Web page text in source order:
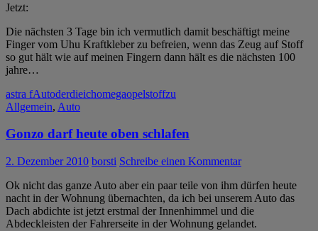
Jetzt:
Die nächsten 3 Tage bin ich vermutlich damit beschäftigt meine
Finger vom Uhu Kraftkleber zu befreien, wenn das Zeug auf Stoff
so gut hält wie auf meinen Fingern dann hält es die nächsten 100
jahre…
astra fAutoderdieichomegaopelstoffzu
Allgemein, Auto
Gonzo darf heute oben schlafen
2. Dezember 2010 borsti Schreibe einen Kommentar
Ok nicht das ganze Auto aber ein paar teile von ihm dürfen heute
nacht in der Wohnung übernachten, da ich bei unserem Auto das
Dach abdichte ist jetzt erstmal der Innenhimmel und die
Abdeckleisten der Fahrerseite in der Wohnung gelandet.